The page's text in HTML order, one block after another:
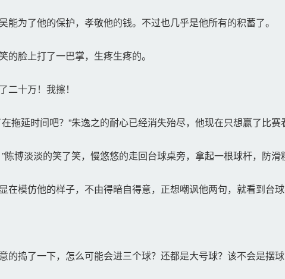
为了他的保护，孝敬他的钱。不过也几乎是他所有的积蓄了。
脸上打了一巴掌，生疼生疼的。
十万！我擦！
拖延时间吧？”朱逸之的耐心已经消失殆尽，他现在只想赢了比赛
博淡淡的笑了笑，慢悠悠的走回台球桌旁，拿起一根球杆，防滑
模仿他的样子，不由得暗自得意，正想嘲讽他两句，就看到台球
捣了一下，怎么可能会进三个球？还都是大号球？该不会是摆球